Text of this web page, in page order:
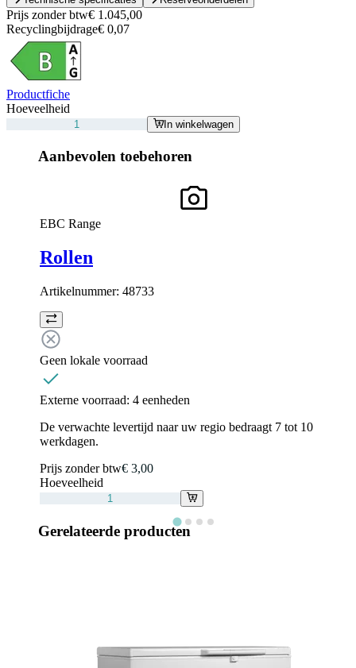
Prijs zonder btw€ 1.045,00
Recyclingbijdrage€ 0,07
Productfiche
Hoeveelheid
In winkelwagen
Aanbevolen toebehoren
EBC Range
Rollen
Artikelnummer: 48733
Geen lokale voorraad
Externe voorraad: 4 eenheden
De verwachte levertijd naar uw regio bedraagt 7 tot 10
werkdagen.
Prijs zonder btw€ 3,00
Hoeveelheid
Gerelateerde producten